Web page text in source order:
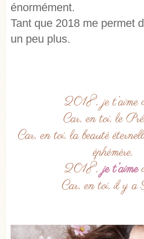
énormément.
Tant que 2018 me permet
un peu plus.
2018, je t’aime
Car, en toi, le
Car, en toi, la beauté
éphémère.
2018,je t’aime
Car, en toi, il y a